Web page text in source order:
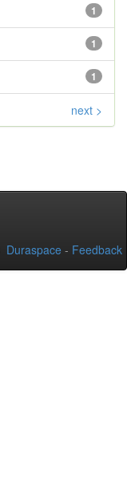
1
1
1
next >
Duraspace - Feedback